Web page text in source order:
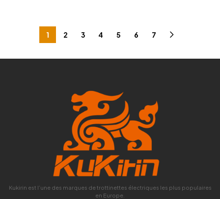
1 2 3 4 5 6 7
Kukirin est l’une des marques de trottinettes électriques les plus populaires
en Europe.